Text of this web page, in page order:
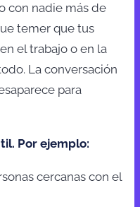
con nadie más de
temer que tus
el trabajo o en la
La conversación
para
Por ejemplo:
cercanas con el